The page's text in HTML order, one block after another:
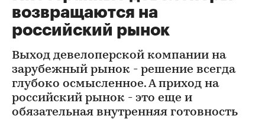
возвращаются на
российский рынок
Выход девелоперской компании на
зарубежный рынок - решение всегда
глубоко осмысленное. А приход на
российский рынок - это еще и
обязательная внутренняя готовность